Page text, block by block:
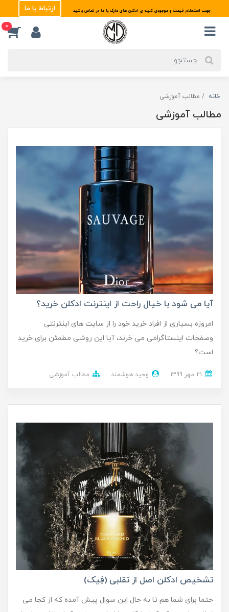
جهت استعلام قیمت و موجودی کلیه ی ادکلن های مارک با ما در تماس باشید ارتباط با ما
0
خانه مطالب آموزشی
مطالب آموزشی
آیا می شود با خیال راحت از اینترنت ادکلن خرید؟
امروزه بسیاری از افراد خرید خود را از سایت های اینترنتی
وصفحات اینستاگرامی می خرند، آیا این روشی مطمئن برای خرید
است؟
وحید هوشمند مطالب آموزشی
تشخیص ادکلن اصل از تقلبی (فِیک)
حتما برای شما هم تا به حال این سوال پیش آمده که از کجا می